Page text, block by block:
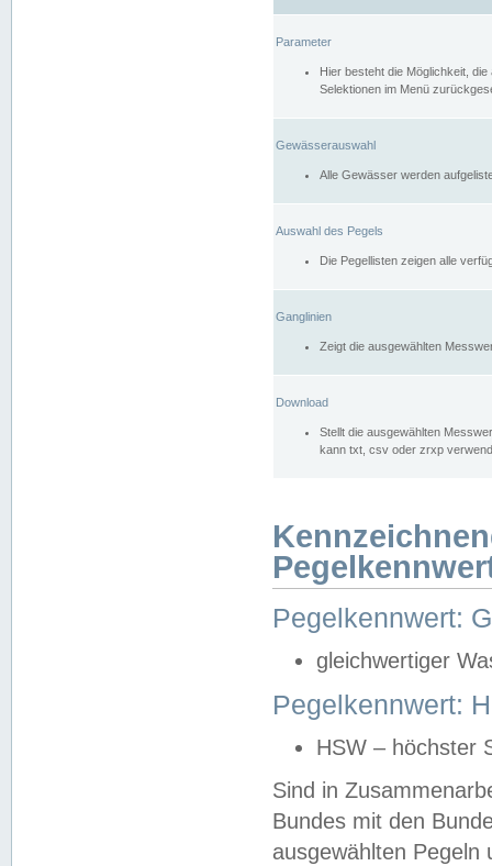
Parameter
Hier besteht die Möglichkeit,
Selektionen im Menü
Gewässerauswahl
Alle Gewässer werden
Auswahl des Pegels
Die Pegellisten zeigen alle
Ganglinien
Zeigt die ausgewählten
Download
Stellt die ausgewählten
kann txt, csv oder zrxp
Pegelkennwert:
gleichwertiger
Pegelkennwert:
HSW – höchster
Sind in
Bundes mit den
ausgewählten